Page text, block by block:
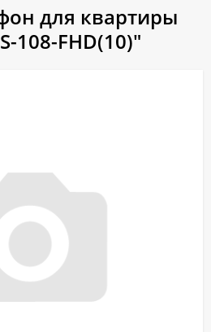
для квартиры
108-FHD(10)"